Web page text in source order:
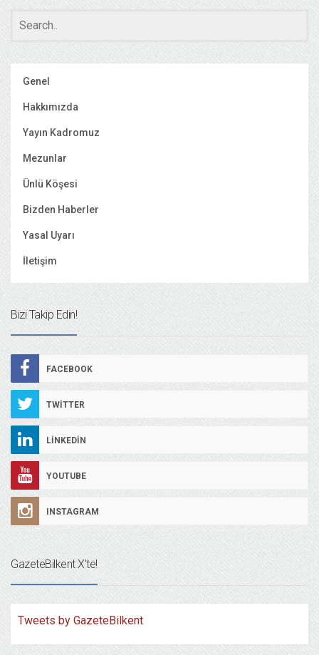
Genel
Hakkımızda
Yayın Kadromuz
Mezunlar
Ünlü Köşesi
Bizden Haberler
Yasal Uyarı
İletişim
Bizi Takip Edin!
FACEBOOK
TWITTER
LINKEDIN
YOUTUBE
INSTAGRAM
GazeteBilkent X’te!
Tweets by GazeteBilkent